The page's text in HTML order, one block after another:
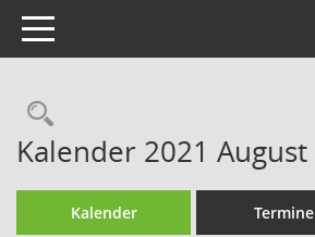
Toggle navigation
Rechercheauswahl
Kalender 2021 August
Kalender Termine